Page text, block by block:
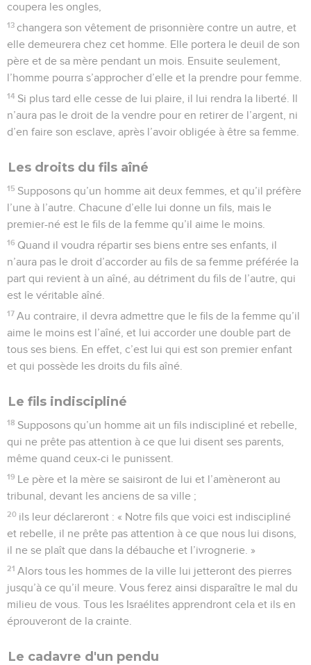
coupera les ongles,
13 changera son vêtement de prisonnière contre un autre, et
elle demeurera chez cet homme. Elle portera le deuil de son
père et de sa mère pendant un mois. Ensuite seulement,
l’homme pourra s’approcher d’elle et la prendre pour femme.
14 Si plus tard elle cesse de lui plaire, il lui rendra la liberté. Il
n’aura pas le droit de la vendre pour en retirer de l’argent, ni
d’en faire son esclave, après l’avoir obligée à être sa femme.
Les droits du fils aîné
15 Supposons qu’un homme ait deux femmes, et qu’il préfère
l’une à l’autre. Chacune d’elle lui donne un fils, mais le
premier-né est le fils de la femme qu’il aime le moins.
16 Quand il voudra répartir ses biens entre ses enfants, il
n’aura pas le droit d’accorder au fils de sa femme préférée la
part qui revient à un aîné, au détriment du fils de l’autre, qui
est le véritable aîné.
17 Au contraire, il devra admettre que le fils de la femme qu’il
aime le moins est l’aîné, et lui accorder une double part de
tous ses biens. En effet, c’est lui qui est son premier enfant
et qui possède les droits du fils aîné.
Le fils indiscipliné
18 Supposons qu’un homme ait un fils indiscipliné et rebelle,
qui ne prête pas attention à ce que lui disent ses parents,
même quand ceux-ci le punissent.
19 Le père et la mère se saisiront de lui et l’amèneront au
tribunal, devant les anciens de sa ville ;
20 ils leur déclareront : « Notre fils que voici est indiscipliné
et rebelle, il ne prête pas attention à ce que nous lui disons,
il ne se plaît que dans la débauche et l’ivrognerie. »
21 Alors tous les hommes de la ville lui jetteront des pierres
jusqu’à ce qu’il meure. Vous ferez ainsi disparaître le mal du
milieu de vous. Tous les Israélites apprendront cela et ils en
éprouveront de la crainte.
Le cadavre d'un pendu